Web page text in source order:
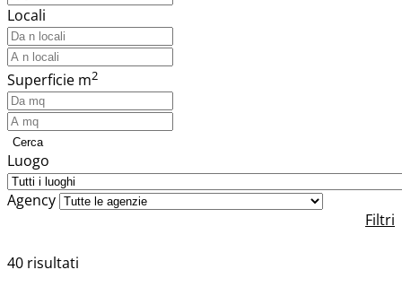
Locali
Superficie m2
Cerca
Luogo
Agency
Filtri
40 risultati